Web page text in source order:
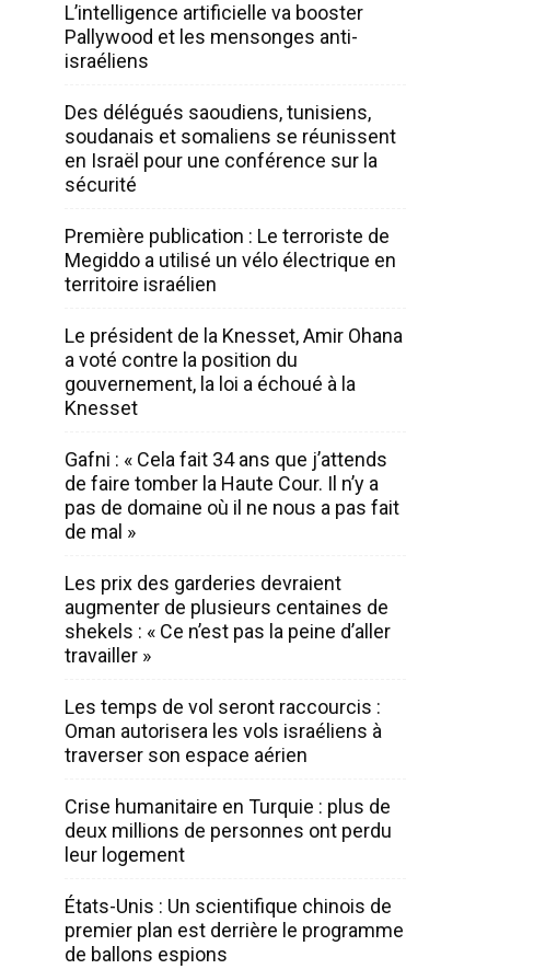
L’intelligence artificielle va booster
Pallywood et les mensonges anti-
israéliens
Des délégués saoudiens, tunisiens,
soudanais et somaliens se réunissent
en Israël pour une conférence sur la
sécurité
Première publication : Le terroriste de
Megiddo a utilisé un vélo électrique en
territoire israélien
Le président de la Knesset, Amir Ohana
a voté contre la position du
gouvernement, la loi a échoué à la
Knesset
Gafni : « Cela fait 34 ans que j’attends
de faire tomber la Haute Cour. Il n’y a
pas de domaine où il ne nous a pas fait
de mal »
Les prix des garderies devraient
augmenter de plusieurs centaines de
shekels : « Ce n’est pas la peine d’aller
travailler »
Les temps de vol seront raccourcis :
Oman autorisera les vols israéliens à
traverser son espace aérien
Crise humanitaire en Turquie : plus de
deux millions de personnes ont perdu
leur logement
États-Unis : Un scientifique chinois de
premier plan est derrière le programme
de ballons espions